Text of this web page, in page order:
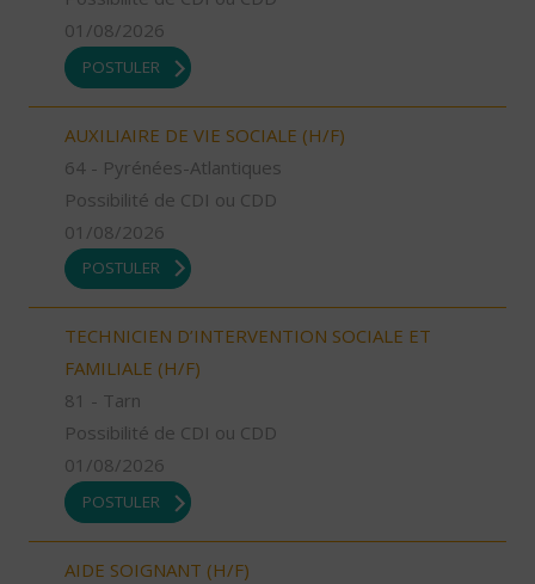
01/08/2026
POSTULER
AUXILIAIRE DE VIE SOCIALE (H/F)
64 - Pyrénées-Atlantiques
Possibilité de CDI ou CDD
01/08/2026
POSTULER
TECHNICIEN D’INTERVENTION SOCIALE ET
FAMILIALE (H/F)
81 - Tarn
Possibilité de CDI ou CDD
01/08/2026
POSTULER
AIDE SOIGNANT (H/F)